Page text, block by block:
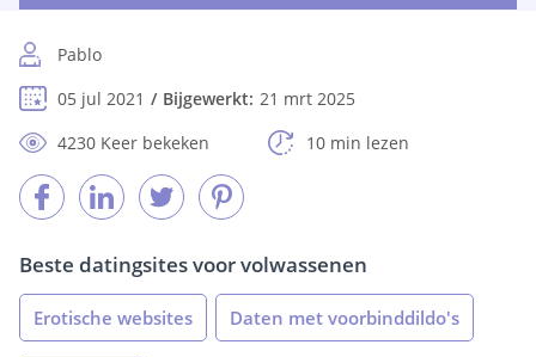
Pablo
05 jul 2021
Bijgewerkt: 21 mrt 2025
4230 Keer bekeken
10 min lezen
Beste datingsites voor volwassenen
Erotische websites Daten met voorbinddildo's